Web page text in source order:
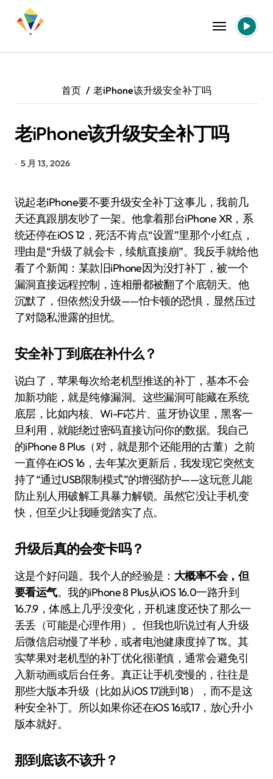
首页 老iPhone该升级安全补丁吗
老iPhone该升级安全补丁吗
5 月 13, 2026
说起老iPhone要不要升级安全补丁这事儿，我前几
天还真跟朋友吵了一架。他拿着那台iPhone XR，系
统还停在iOS 12，死活不肯点“设置”里那个小红点，
理由是“升级了就会卡，续航直接崩”。我反手就给他
看了个新闻：某款旧iPhone因为没打补丁，被一个
漏洞直接远程控制，连相册都被翻了个底朝天。他
沉默了，但依然没升级——怕卡顿的恐惧，显然压过
了对隐私泄露的担忧。
安全补丁到底在补什么？
说白了，苹果每次给老机型推送的补丁，基本不会
加新功能，就是纯修漏洞。这些漏洞可能藏在系统
底层，比如内核、Wi-Fi芯片、蓝牙协议里，黑客一
旦利用，就能绕过密码直接访问你的数据。我自己
的iPhone 8 Plus（对，就是那个还能用的古董）之前
一直停在iOS 16，去年某次更新后，我发现它突然支
持了“通过USB限制模式”的增强防护——这玩意儿能
防止别人用破解工具暴力解锁。虽然它没让手机变
快，但至少让我睡觉踏实了点。
升级后真的会变卡吗？
这是个好问题。我个人的经验是： 大概率不会，但
要看运气。我的iPhone 8 Plus从iOS 16.0一路升到
16.7.9，体感上几乎没变化，开机速度还快了那么一
丢丢（可能是心理作用）。但我也听说过有人升级
后微信启动慢了半秒，或者电池健康度掉了1%。其
实苹果对老机型的补丁优化很谨慎，通常会避免引
入新动画或后台任务。真正让手机变慢的，往往是
那些大版本升级（比如从iOS 17跳到18），而不是这
种安全补丁。所以如果你还在iOS 16或17，放心升小
版本就好。
那到底该不该升？